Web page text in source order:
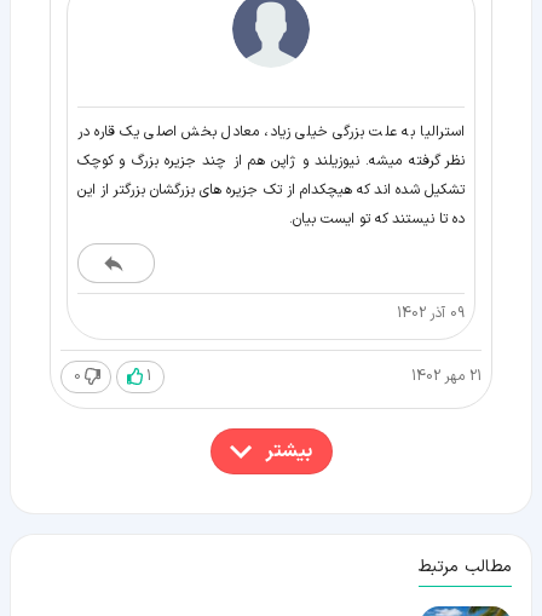
استرالیا به علت بزرگی خیلی زیاد، معادل بخش اصلی یک قاره در
نظر گرفته میشه. نیوزیلند و ژاپن هم از چند جزیره بزرگ و کوچک
تشکیل شده اند که هیچکدام از تک جزیره های بزرگشان بزرگتر از این
ده تا نیستند که تو ایست بیان.
09 آذر 1402
21 مهر 1402 1
0
بیشتر
مطالب مرتبط